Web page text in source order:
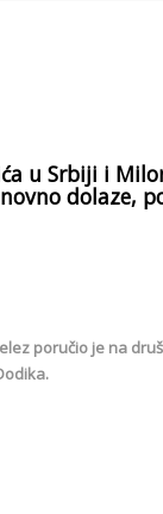
u Srbiji i
dolaze,
poručio je na